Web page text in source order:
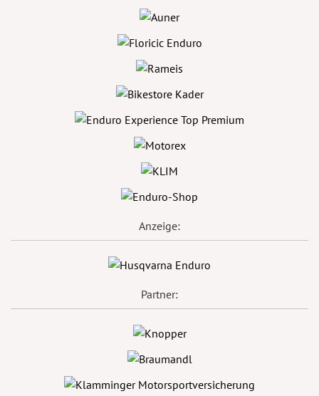
Anzeige:
Partner: